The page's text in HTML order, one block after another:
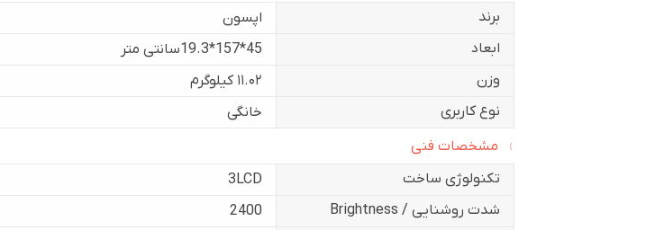
برند
اپسون
ابعاد
45*157*19.3سانتی متر
وزن
۱۱.۰۲ کیلوگرم
نوع کاربری
خانگی
مشخصات فنی
تکنولوژی ساخت
3LCD
شدت روشنایی / Brightness
2400